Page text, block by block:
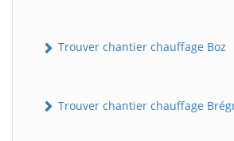
Trouver chantier chauffage Boz
Trouver chantier chauffage